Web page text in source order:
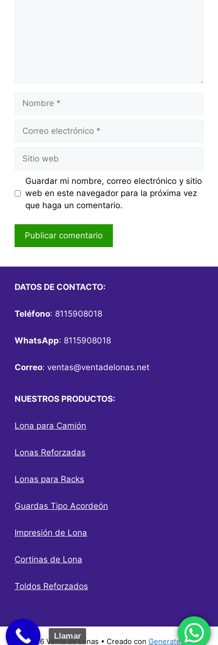
Nombre
Correo
Sitio
web
Guardar mi nombre, correo electrónico y sitio
web en este navegador para la próxima vez
que haga un comentario.
DATOS DE CONTACTO:
Teléfono: 8115908018
WhatsApp: 8115908018
Correo: ventas@ventadelonas.net
NUESTROS PRODUCTOS:
Lona para Camión
Lonas Reforzadas
Lonas para Racks
Guardas Tipo Acordeón
Impresión de Lona
Cortinas de Lona
Toldos Reforzados
© 2026 Venta de Lonas • Creado con GeneratePress
Llamar